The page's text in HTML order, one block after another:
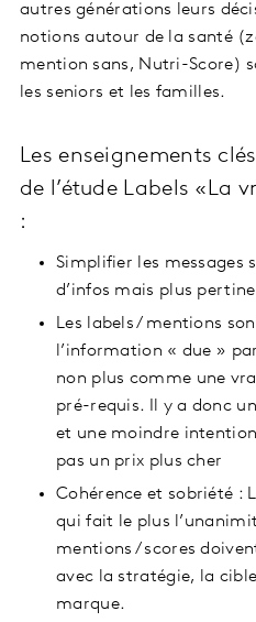
autres générations leurs
notions autour de la santé
mention sans, Nutri-Score)
les seniors et les familles.
Les enseignements
de l’étude Labels «La
:
Simplifier les messages
d’infos mais plus
Les labels / mentions
l’information « due »
non plus comme une
pré-requis. Il y a donc
et une moindre
pas un prix plus cher
Cohérence et sobriété :
qui fait le plus
mentions / scores
avec la stratégie, la
marque.